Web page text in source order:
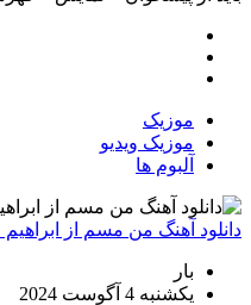
موزیک
موزیک ویدیو
آلبوم ها
دانلود آهنگ من مسم از ابراهیم الفتی
بار
یکشنبه 4 آگوست 2024